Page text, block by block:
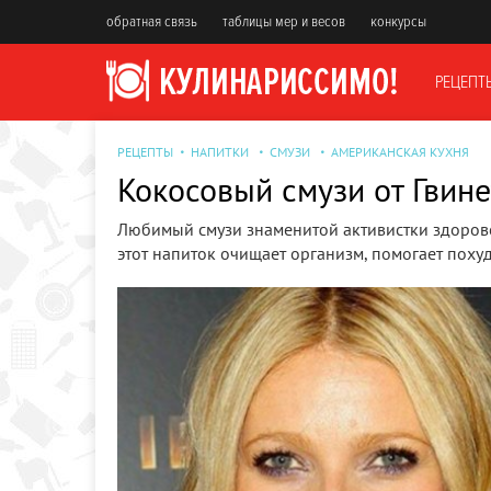
обратная связь таблицы мер и весов конкурсы
РЕЦЕПТЫ НАПИТКИ СМУЗИ АМЕРИКАНСКАЯ КУХНЯ
Кокосовый смузи от
Любимый смузи знаменитой активистки
этот напиток очищает организм, помогает